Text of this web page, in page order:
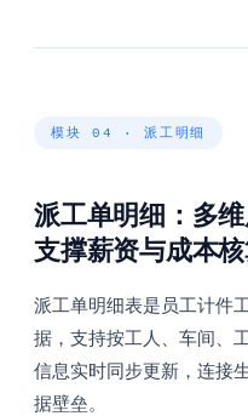
模块 04 · 派工明细
派工单明细：多
支撑薪资与成本
派工单明细表是员工计件
据，支持按工人、车间、
信息实时同步更新，连接
据壁垒。